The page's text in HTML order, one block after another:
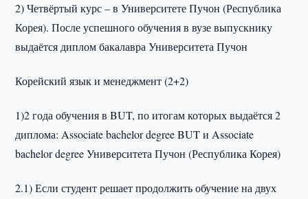
2) Четвёртый курс – в Университете Пучон (Республика
Корея). После успешного обучения в вузе выпускнику
выдаётся диплом бакалавра Университета Пучон
Корейский язык и менеджмент (2+2)
1)2 года обучения в BUT, по итогам которых выдаётся 2
диплома: Associate bachelor degree BUT и Associate
bachelor degree Университета Пучон (Республика Корея)
2.1) Если студент решает продолжить обучение на двух